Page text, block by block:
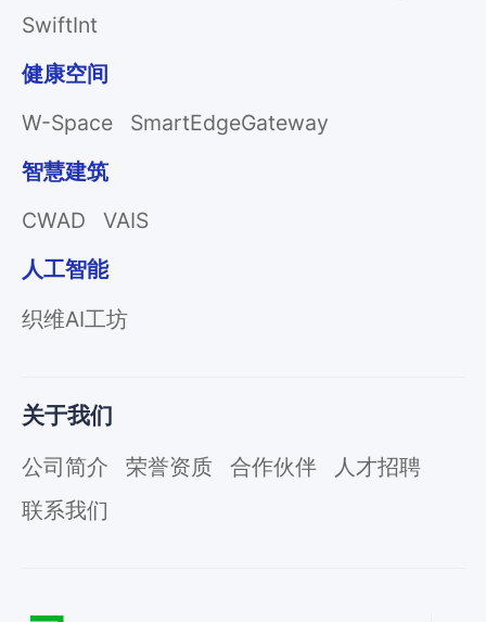
SwiftInt
健康空间
W-Space
SmartEdgeGateway
智慧建筑
CWAD
VAIS
人工智能
织维AI工坊
关于我们
公司简介 荣誉资质 合作伙伴
人才招聘
联系我们